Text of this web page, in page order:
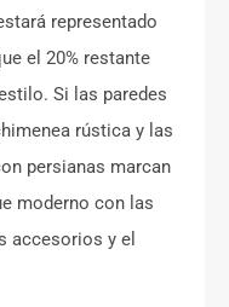
representado
el 20% restante
Si las paredes
rústica y las
persianas marcan
moderno con las
accesorios y el